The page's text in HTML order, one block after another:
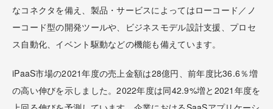
なコネクタを備え、製品・サービスによってはローコード／ノ
ーコード型の開発ツールや、ビジネスモデル設計支援、プロセ
ス自動化、イベント駆動などの機能も備えています。
iPaaS市場の2021年度の売上金額は28億円、前年度比36.6％増
の高い伸びを示しました。2022年度は同42.9%増と2021年度を